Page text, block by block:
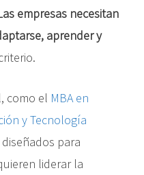
empresas necesitan
aprender y
como el MBA en
y Tecnología
para
liderar la